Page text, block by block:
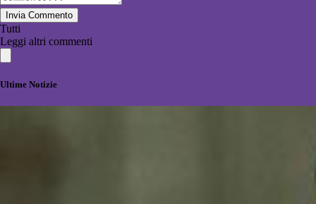
Invia Commento
Tutti
Leggi altri commenti
Ultime Notizie